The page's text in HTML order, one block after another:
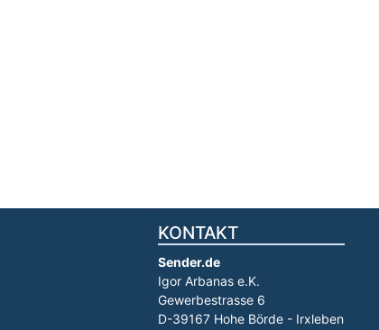
KONTAKT
Sender.de
Igor Arbanas e.K.
Gewerbestrasse 6
D-39167 Hohe Börde - Irxleben